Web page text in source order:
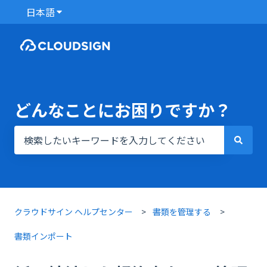
日本語翻訳のサブメニューを表示
どんなことにお困りですか？
クラウドサイン ヘルプセンター 書類を管理する
書類インポート